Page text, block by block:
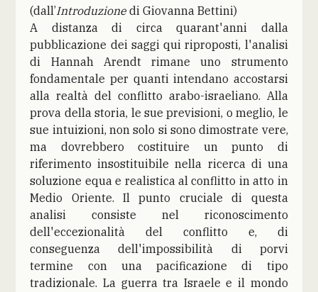
(dall’Introduzionedi Giovanna Bettini)
A distanza di circa quarant'anni dalla
pubblicazione dei saggi qui riproposti, l'analisi
di Hannah Arendt rimane uno strumento
fondamentale per quanti intendano accostarsi
alla realtà del conflitto arabo-israeliano. Alla
prova della storia, le sue previsioni, o meglio, le
sue intuizioni, non solo si sono dimostrate vere,
ma dovrebbero costituire un punto di
riferimento insostituibile nella ricerca di una
soluzione equa e realistica al conflitto in atto in
Medio Oriente. Il punto cruciale di questa
analisi consiste nel riconoscimento
dell'eccezionalità del conflitto e, di
conseguenza dell'impossibilità di porvi
termine con una pacificazione di tipo
tradizionale. La guerra tra Israele e il mondo